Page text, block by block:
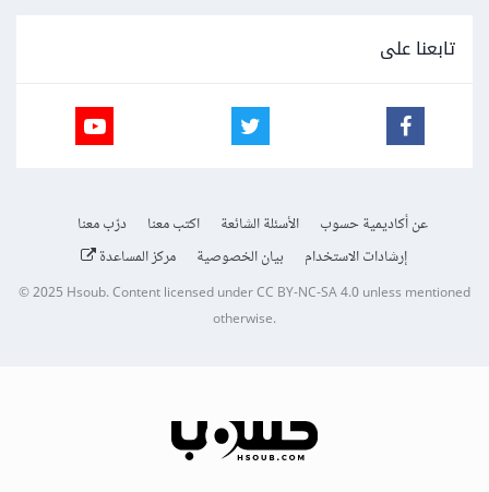
تابعنا على
عن أكاديمية حسوب الأسئلة الشائعة اكتب معنا
درّب معنا
إرشادات الاستخدام
بيان الخصوصية مركز المساعدة
© 2025Hsoub.Content licensed underCC BY-NC-SA 4.0unless mentioned
otherwise.